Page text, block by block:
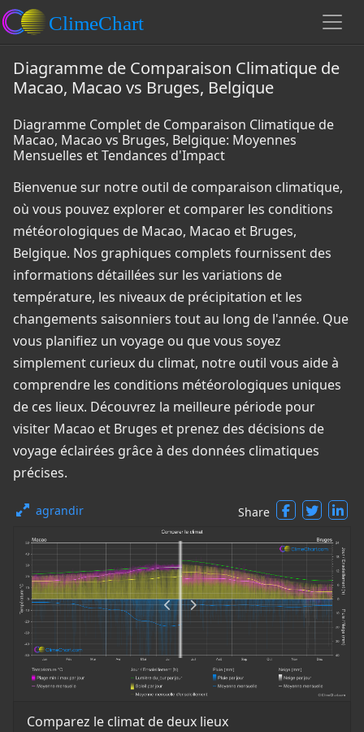
Diagramme de Comparaison Climatique de
Macao, Macao vs Bruges, Belgique
Diagramme Complet de Comparaison Climatique de
Macao, Macao vs Bruges, Belgique: Moyennes
Mensuelles et Tendances d'Impact
Bienvenue sur notre outil de comparaison climatique,
où vous pouvez explorer et comparer les conditions
météorologiques de Macao, Macao et Bruges,
Belgique. Nos graphiques complets fournissent des
informations détaillées sur les variations de
température, les niveaux de précipitation et les
changements saisonniers tout au long de l'année. Que
vous planifiez un voyage ou que vous soyez
simplement curieux du climat, notre outil vous aide à
comprendre les conditions météorologiques uniques
de ces lieux. Découvrez la meilleure période pour
visiter Macao et Bruges et prenez des décisions de
voyage éclairées grâce à des données climatiques
précises.
agrandir Share
Comparez le climat de deux lieux